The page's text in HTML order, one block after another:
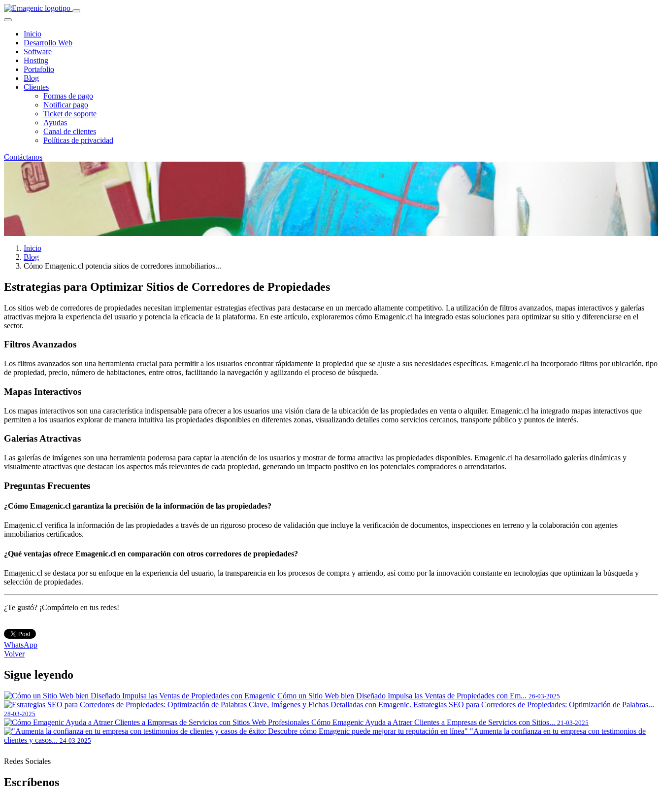
Inicio
Desarrollo Web
Software
Hosting
Portafolio
Blog
Clientes
Formas de pago
Notificar pago
Ticket de soporte
Ayudas
Canal de clientes
Políticas de privacidad
Contáctanos
Cómo Emagenic.cl potencia sitios de corredores inmobiliarios con filtros avanzados y galerías
atractivas.
Publicado el: 10-02-2025
Inicio
Blog
Cómo Emagenic.cl potencia sitios de corredores inmobiliarios...
Estrategias para Optimizar Sitios de Corredores de Propiedades
Los sitios web de corredores de propiedades necesitan implementar estrategias efectivas para destacarse en un mercado altamente competitivo. La utilización de filtros avanzados, mapas interactivos y galerías
atractivas mejora la experiencia del usuario y potencia la eficacia de la plataforma. En este artículo, exploraremos cómo Emagenic.cl ha integrado estas soluciones para optimizar su sitio y diferenciarse en el
sector.
Filtros Avanzados
Los filtros avanzados son una herramienta crucial para permitir a los usuarios encontrar rápidamente la propiedad que se ajuste a sus necesidades específicas. Emagenic.cl ha incorporado filtros por ubicación, tipo
de propiedad, precio, número de habitaciones, entre otros, facilitando la navegación y agilizando el proceso de búsqueda.
Mapas Interactivos
Los mapas interactivos son una característica indispensable para ofrecer a los usuarios una visión clara de la ubicación de las propiedades en venta o alquiler. Emagenic.cl ha integrado mapas interactivos que
permiten a los usuarios explorar de manera intuitiva las propiedades disponibles en diferentes zonas, visualizando detalles como servicios cercanos, transporte público y puntos de interés.
Galerías Atractivas
Las galerías de imágenes son una herramienta poderosa para captar la atención de los usuarios y mostrar de forma atractiva las propiedades disponibles. Emagenic.cl ha desarrollado galerías dinámicas y
visualmente atractivas que destacan los aspectos más relevantes de cada propiedad, generando un impacto positivo en los potenciales compradores o arrendatarios.
Preguntas Frecuentes
¿Cómo Emagenic.cl garantiza la precisión de la información de las propiedades?
Emagenic.cl verifica la información de las propiedades a través de un riguroso proceso de validación que incluye la verificación de documentos, inspecciones en terreno y la colaboración con agentes
inmobiliarios certificados.
¿Qué ventajas ofrece Emagenic.cl en comparación con otros corredores de propiedades?
Emagenic.cl se destaca por su enfoque en la experiencia del usuario, la transparencia en los procesos de compra y arriendo, así como por la innovación constante en tecnologías que optimizan la búsqueda y
selección de propiedades.
¿Te gustó? ¡Compártelo en tus redes!
WhatsApp
Volver
Sigue leyendo
Cómo un Sitio Web bien Diseñado Impulsa las Ventas de Propiedades con Em... 26-03-2025
Estrategias SEO para Corredores de Propiedades: Optimización de Palabras...
28-03-2025
Cómo Emagenic Ayuda a Atraer Clientes a Empresas de Servicios con Sitios... 21-03-2025
"Aumenta la confianza en tu empresa con testimonios de
clientes y casos... 24-03-2025
Redes Sociales
Escríbenos